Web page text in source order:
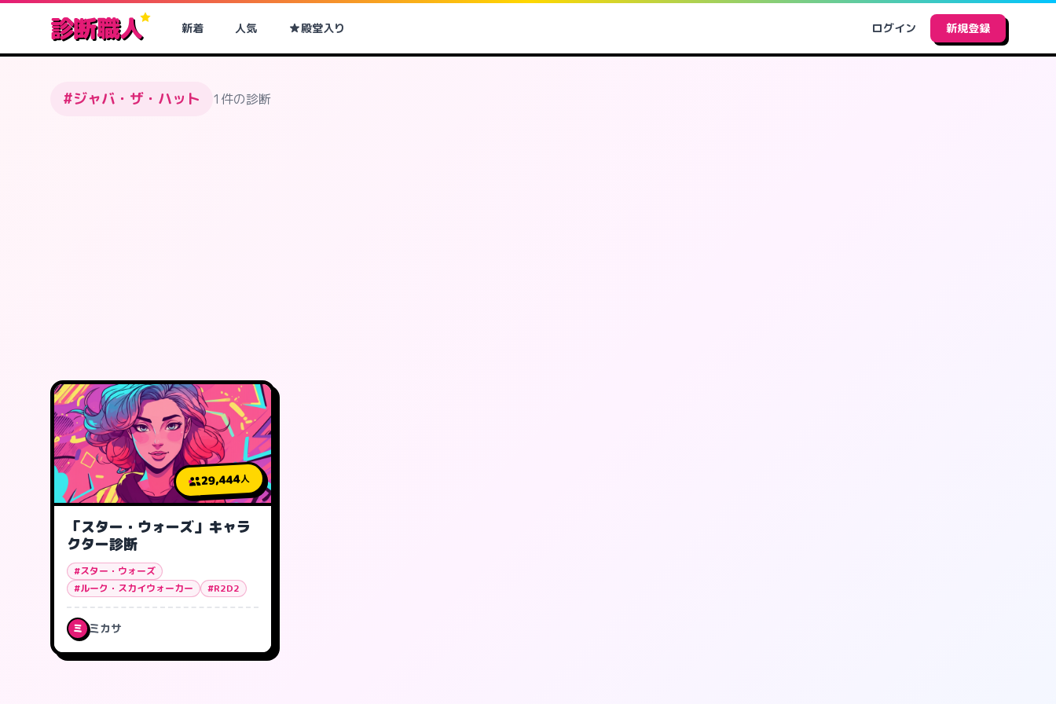
診断職人 新着 人気 殿堂入り ログイン 新規登録
#ジャバ・ザ・ハット 1件の診断
29,444人
「スター・ウォーズ」キャラ
クター診断
#スター・ウォーズ
#ルーク・スカイウォーカー
#R2D2
ミ ミカサ